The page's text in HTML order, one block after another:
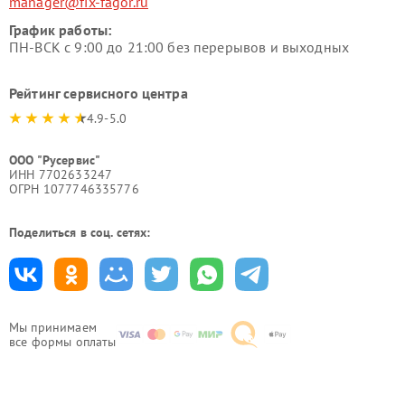
Мы принимаем
все формы оплаты
График работы:
ПН-ВСК с 9:00 до 21:00 без перерывов и выходных
Рейтинг сервисного центра
4.9-5.0
ООО "Русервис"
ИНН 7702633247
ОГРН 1077746335776
Поделиться в соц. сетях: